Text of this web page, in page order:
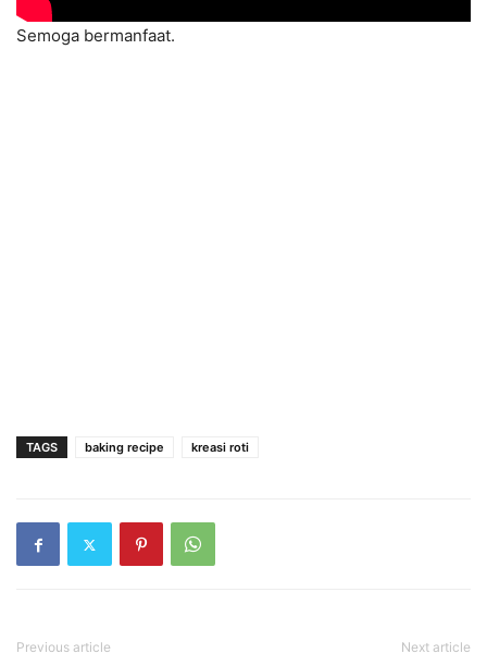
Semoga bermanfaat.
TAGS baking recipe kreasi roti
Previous article Next article